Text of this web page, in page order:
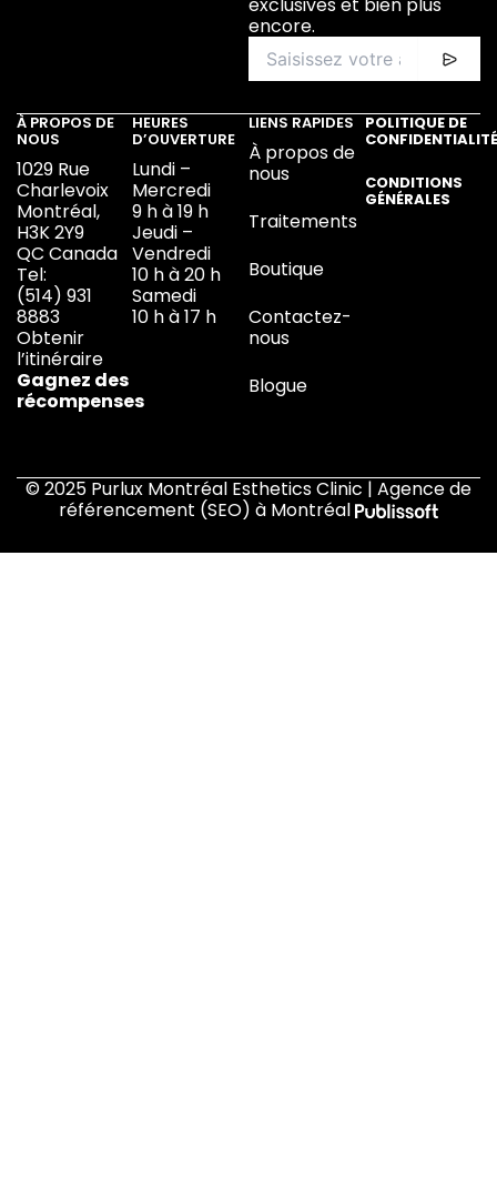
exclusives et bien plus
encore.
À PROPOS DE
NOUS
1029 Rue
Charlevoix
Montréal,
H3K 2Y9
QC Canada
Tel:
(514) 931
8883
Obtenir
l’itinéraire
Gagnez des
récompenses
HEURES
D’OUVERTURE
Lundi –
Mercredi
9 h à 19 h
Jeudi –
Vendredi
10 h à 20 h
Samedi
10 h à 17 h
LIENS RAPIDES
À propos de
nous
Traitements
Boutique
Contactez-
nous
Blogue
POLITIQUE DE
CONFIDENTIALITÉ
CONDITIONS
GÉNÉRALES
© 2025 Purlux Montréal Esthetics Clinic | Agence de
référencement (SEO) à Montréal